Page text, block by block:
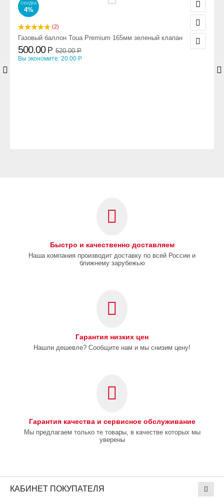
СКИДКА
4%
(2)
Газовый баллон Toua Premium 165мм зеленый клапан
500.00 Р 520.00 Р
Вы экономите: 20.00 Р
Быстро и качественно доставляем
Наша компания производит доставку по всей России и
ближнему зарубежью
Гарантия низких цен
Нашли дешевле? Сообщите нам и мы снизим цену!
Гарантия качества и сервисное обслуживание
Мы предлагаем только те товары, в качестве которых мы
уверены
КАБИНЕТ ПОКУПАТЕЛЯ